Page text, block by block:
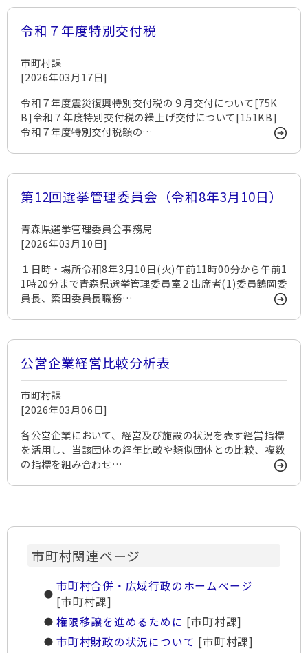
令和７年度特別交付税
市町村課
[2026年03月17日]
令和７年度震災復興特別交付税の９月交付について[75K
B]令和７年度特別交付税の繰上げ交付について[151KB]
令和７年度特別交付税額の…
第12回選挙管理委員会（令和8年3月10日）
青森県選挙管理委員会事務局
[2026年03月10日]
１日時・場所令和8年3月10日(火)午前11時00分から午前1
1時20分まで青森県選挙管理委員室２出席者(1)委員鶴岡委
員長、簗田委員長職務…
公営企業経営比較分析表
市町村課
[2026年03月06日]
各公営企業において、経営及び施設の状況を表す経営指標
を活用し、当該団体の経年比較や類似団体との比較、複数
の指標を組み合わせ…
市町村関連ページ
市町村合併・広域行政のホームページ
[市町村課]
権限移譲を進めるために [市町村課]
市町村財政の状況について [市町村課]